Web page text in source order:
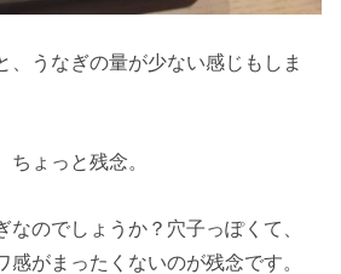
、うなぎの量が少ない感じもしま
ちょっと残念。
なのでしょうか？穴子っぽくて、
感がまったくないのが残念です。